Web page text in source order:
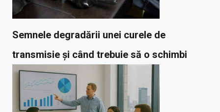
Semnele degradării unei curele de
transmisie și când trebuie să o schimbi